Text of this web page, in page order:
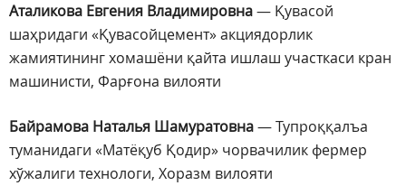
Аталикова Евгения Владимировна— Қувасой
шаҳридаги «Қувасойцемент» акциядорлик
жамиятининг хомашёни қайта ишлаш участкаси кран
машинисти, Фарғона вилояти
Байрамова Наталья Шамуратовна— Тупроққалъа
туманидаги «Матёқуб Қодир» чорвачилик фермер
хўжалиги технологи, Хоразм вилояти